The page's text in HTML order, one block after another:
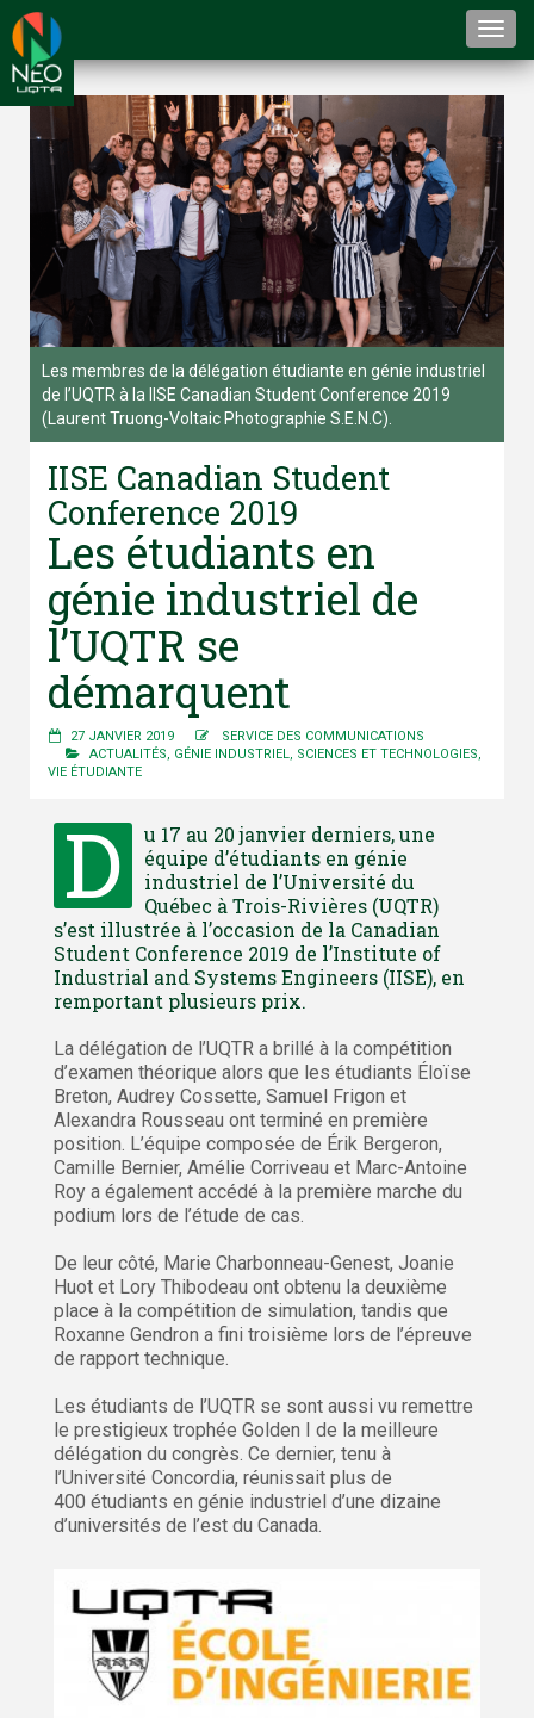
Les membres de la délégation étudiante en génie industriel
de l’UQTR à la IISE Canadian Student Conference 2019
(Laurent Truong-Voltaic Photographie S.E.N.C).
IISE Canadian Student
Conference 2019
Les étudiants en
génie industriel de
l’UQTR se
démarquent
27 JANVIER 2019
SERVICE DES COMMUNICATIONS
ACTUALITÉS, GÉNIE INDUSTRIEL, SCIENCES ET TECHNOLOGIES,
VIE ÉTUDIANTE
D
u 17 au 20 janvier derniers, une
équipe d’étudiants en génie
industriel de l’Université du
Québec à Trois-Rivières (UQTR)
s’est illustrée à l’occasion de la Canadian
Student Conference 2019 de l’Institute of
Industrial and Systems Engineers (IISE), en
remportant plusieurs prix.
La délégation de l’UQTR a brillé à la compétition
d’examen théorique alors que les étudiants Éloïse
Breton, Audrey Cossette, Samuel Frigon et
Alexandra Rousseau ont terminé en première
position. L’équipe composée de Érik Bergeron,
Camille Bernier, Amélie Corriveau et Marc-Antoine
Roy a également accédé à la première marche du
podium lors de l’étude de cas.
De leur côté, Marie Charbonneau-Genest, Joanie
Huot et Lory Thibodeau ont obtenu la deuxième
place à la compétition de simulation, tandis que
Roxanne Gendron a fini troisième lors de l’épreuve
de rapport technique.
Les étudiants de l’UQTR se sont aussi vu remettre
le prestigieux trophée Golden I de la meilleure
délégation du congrès. Ce dernier, tenu à
l’Université Concordia, réunissait plus de
400 étudiants en génie industriel d’une dizaine
d’universités de l’est du Canada.